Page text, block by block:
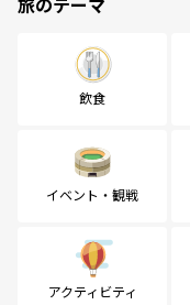
飲食
イベント・観戦
アクティビティ